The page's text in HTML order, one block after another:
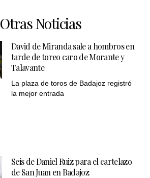
Otras Noticias
David de Miranda sale a hombros en
tarde de toreo caro de Morante y
Talavante
La plaza de toros de Badajoz registró
la mejor entrada
Seis de Daniel Ruiz para el cartelazo
de San Juan en Badajoz